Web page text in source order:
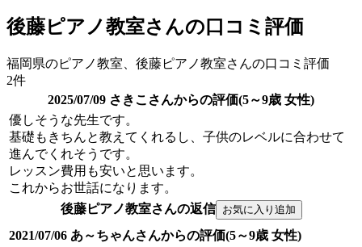
後藤ピアノ教室さんの口コミ評価
福岡県のピアノ教室、後藤ピアノ教室さんの口コミ評価
2件
2025/07/09 さきこさんからの評価(5～9歳 女性)
優しそうな先生です。
基礎もきちんと教えてくれるし、子供のレベルに合わせて
進んでくれそうです。
レッスン費用も安いと思います。
これからお世話になります。
後藤ピアノ教室さんの返信
2021/07/06 あ～ちゃんさんからの評価(5～9歳 女性)